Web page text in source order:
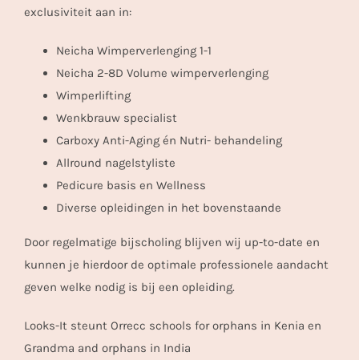
exclusiviteit aan in:
Neicha Wimperverlenging 1-1
Neicha 2-8D Volume wimperverlenging
Wimperlifting
Wenkbrauw specialist
Carboxy Anti-Aging én Nutri- behandeling
Allround nagelstyliste
Pedicure basis en Wellness
Diverse opleidingen in het bovenstaande
Door regelmatige bijscholing blijven wij up-to-date en
kunnen je hierdoor de optimale professionele aandacht
geven welke nodig is bij een opleiding.
Looks-It steunt Orrecc schools for orphans in Kenia en
Grandma and orphans in India